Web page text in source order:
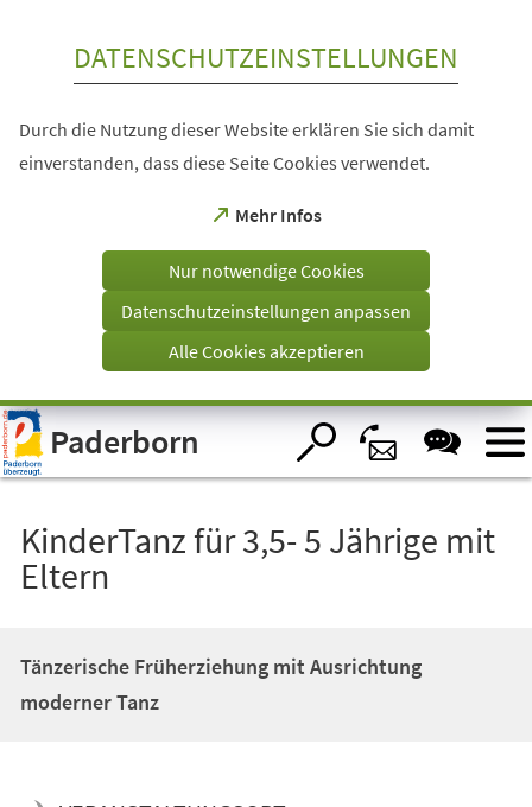
Visuelle
Assistenzsoftware
öffnen.
DATENSCHUTZEINSTELLUNGEN
Durch die Nutzung dieser Website erklären Sie sich damit
einverstanden, dass diese Seite Cookies verwendet.
Mehr Infos
(Öffnet
einem
Tab)
Nur notwendige Cookies
Datenschutzeinstellungen anpassen
Alle Cookies akzeptieren
Paderborn
KinderTanz für 3,5- 5 Jährige mit
Eltern
Tänzerische Früherziehung mit Ausrichtung
moderner Tanz